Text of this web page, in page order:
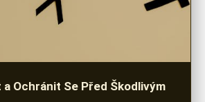
a Ochránit Se Před Škodlivým